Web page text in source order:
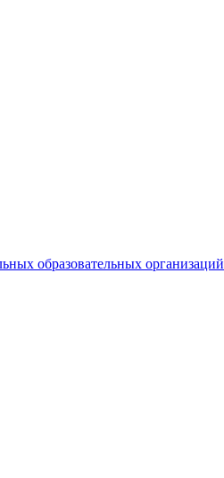
образовательных организаций